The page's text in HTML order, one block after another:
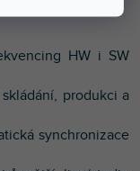
HW i SW
produkci a
synchronizace